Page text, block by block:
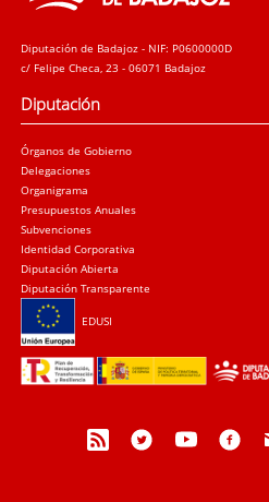
Diputación de Badajoz - NIF: P0600000D
c/ Felipe Checa, 23 - 06071 Badajoz
Diputación
Órganos de Gobierno
Delegaciones
Organigrama
Presupuestos Anuales
Subvenciones
Identidad Corporativa
Diputación Abierta
Diputación Transparente
EDUSI